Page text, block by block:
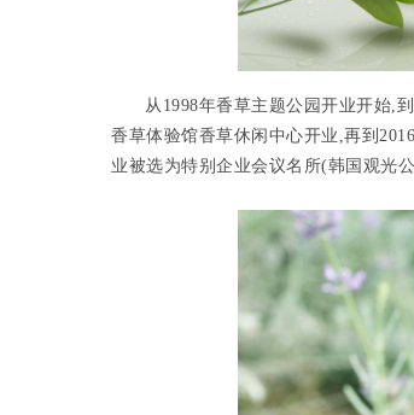
从1998年香草主题公园开业开始,
香草体验馆香草休闲中心开业,再到
业被选为特别企业会议名所(韩国观光公